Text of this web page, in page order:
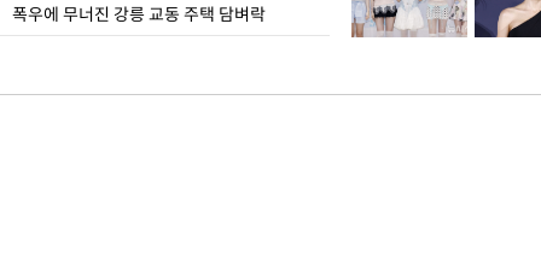
폭우에 무너진 강릉 교동 주택 담벼락